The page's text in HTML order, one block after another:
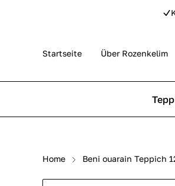
Startseite Über Rozenkelim
Outdoor Teppiche
Beni Ourain Teppiche
Home Beni ouarain Teppich